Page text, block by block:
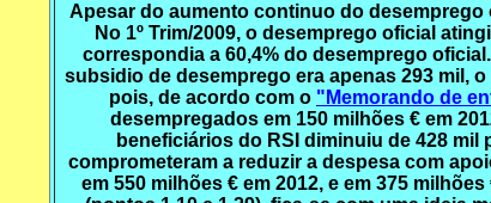
Apesar do aumento continuo do
No 1º Trim/2009, o desemprego oficial
correspondia a 60,4% do desemprego
subsidio de desemprego era apenas 293 mil,
pois, de acordo com o "Memorando de
desempregados em 150 milhões € em
beneficiários do RSI diminuiu de 428 mil
comprometeram a reduzir a despesa com
em 550 milhões € em 2012, e em 375